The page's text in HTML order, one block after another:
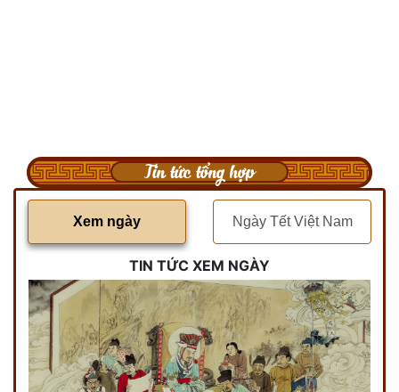
Tin tức tổng hợp
Xem ngày Ngày Tết Việt Nam
TIN TỨC XEM NGÀY